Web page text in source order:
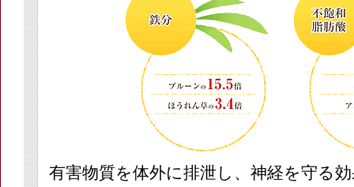
有害物質を体外に排泄し、神経を守る